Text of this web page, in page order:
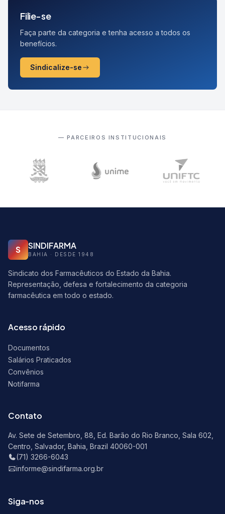
Filie-se
Faça parte da categoria e tenha acesso a todos os
benefícios.
Sindicalize-se
— PARCEIROS INSTITUCIONAIS
S SINDIFARMA
BAHIA · DESDE 1948
Sindicato dos Farmacêuticos do Estado da Bahia.
Representação, defesa e fortalecimento da categoria
farmacêutica em todo o estado.
Acesso rápido
Documentos
Salários Praticados
Convênios
Notifarma
Contato
Av. Sete de Setembro, 88, Ed. Barão do Rio Branco, Sala 602,
Centro, Salvador, Bahia, Brazil 40060-001
(71) 3266-6043
informe@sindifarma.org.br
Siga-nos